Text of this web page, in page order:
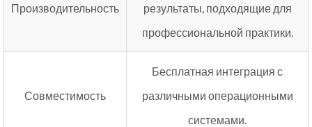
Производительность
результаты, подходящие для
профессиональной практики.
Совместимость
Бесплатная интеграция с
различными операционными
системами.